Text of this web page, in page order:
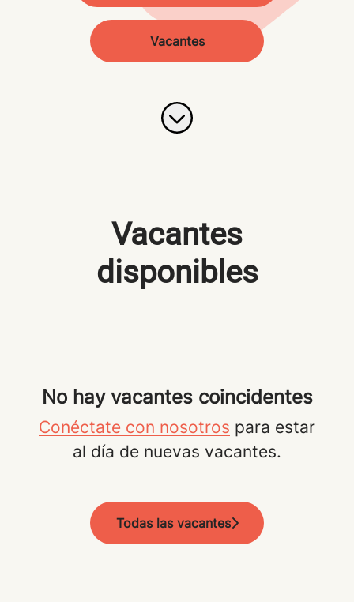
Vacantes
Más contenido
Vacantes
disponibles
No hay vacantes coincidentes
Conéctate con nosotros para estar
al día de nuevas vacantes.
Todas las vacantes